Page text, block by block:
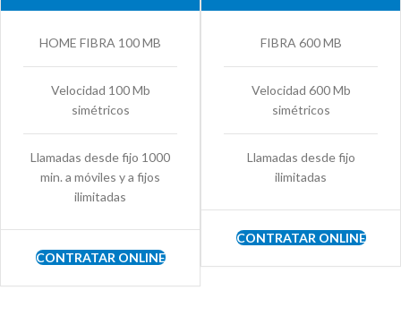
HOME FIBRA 100 MB
Velocidad 100 Mb
simétricos
Llamadas desde fijo 1000
min. a móviles y a fijos
ilimitadas
CONTRATAR ONLINE
FIBRA 600 MB
Velocidad 600 Mb
simétricos
Llamadas desde fijo
ilimitadas
CONTRATAR ONLINE